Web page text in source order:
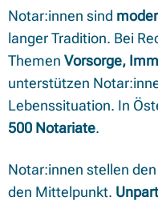
Notar:innen sind
langer Tradition. Bei
Themen Vorsorge,
unterstützen
Lebenssituation. In
500 Notariate.
Notar:innen stellen
den Mittelpunkt.